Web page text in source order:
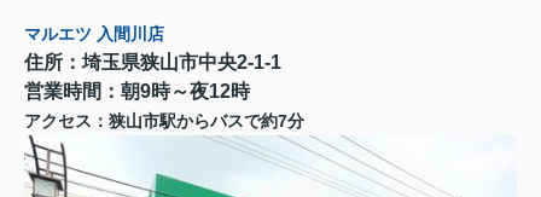
マルエツ 入間川店
住所：埼玉県狭山市中央2-1-1
営業時間：朝9時～夜12時
アクセス：狭山市駅からバスで約7分